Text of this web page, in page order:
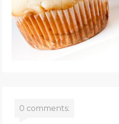
0 comments: